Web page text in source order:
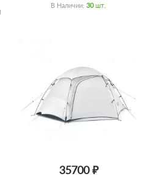
В Наличии: 30 Шт.
35700 ₽